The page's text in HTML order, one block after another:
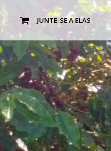
JUNTE-SE A ELAS